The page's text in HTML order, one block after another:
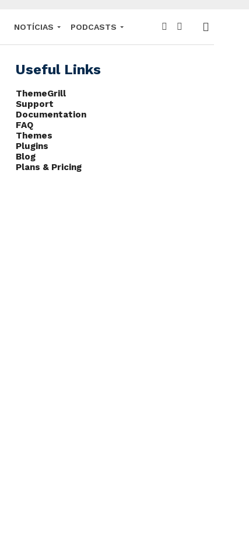
NOTÍCIAS PODCASTS
Useful Links
ThemeGrill
Support
Documentation
FAQ
Themes
Plugins
Blog
Plans & Pricing